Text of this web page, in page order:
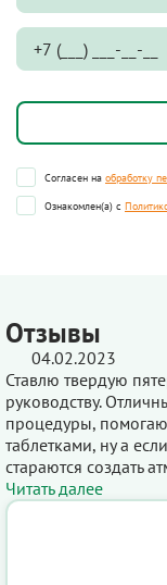
Согласен на обработку
Ознакомлен(а) с
Отзывы
04.02.2023
Ставлю твердую
руководству.
процедуры,
таблетками, ну а
стараются создать
Читать далее